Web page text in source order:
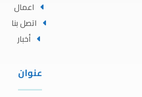
اعمال
اتصل بنا
أخبار
عنوان